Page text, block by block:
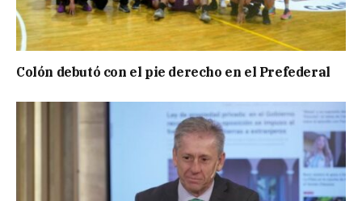
Colón debutó con el pie derecho en el Prefederal